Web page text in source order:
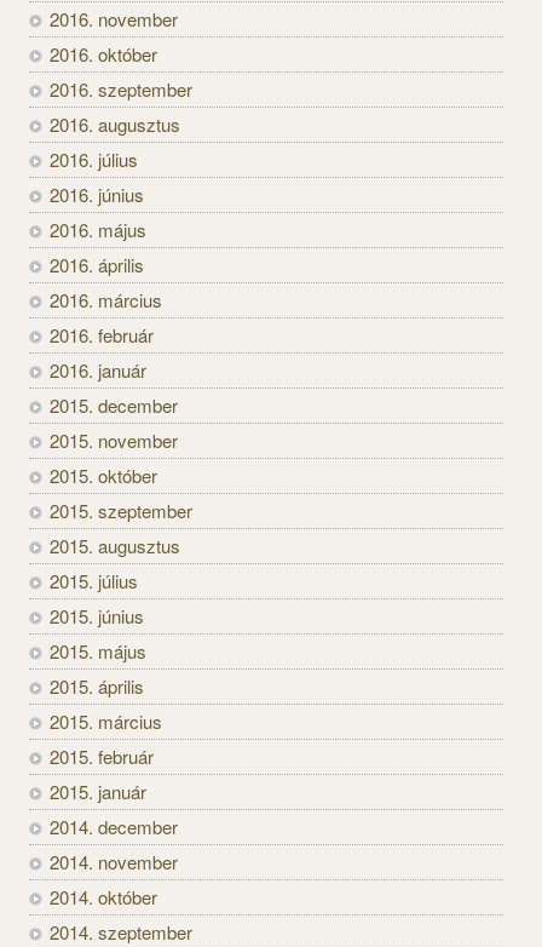
2016. november
2016. október
2016. szeptember
2016. augusztus
2016. július
2016. június
2016. május
2016. április
2016. március
2016. február
2016. január
2015. december
2015. november
2015. október
2015. szeptember
2015. augusztus
2015. július
2015. június
2015. május
2015. április
2015. március
2015. február
2015. január
2014. december
2014. november
2014. október
2014. szeptember